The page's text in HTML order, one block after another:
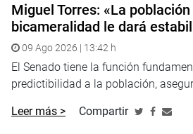
Miguel Torres: «La
bicameralidad le dará
09 Ago 2026 | 13:42 h
El Senado tiene la función
predictibilidad a la población,
Leer más > Compartir